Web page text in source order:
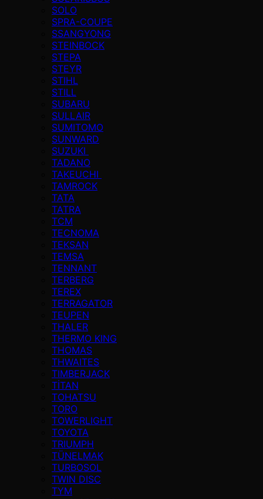
SOLO
SPRA-COUPE
SSANGYONG
STEINBOCK
STEPA
STEYR
STIHL
STILL
SUBARU
SULLAIR
SUMITOMO
SUNWARD
SUZUKI
TADANO
TAKEUCHI
TAMROCK
TATA
TATRA
TCM
TECNOMA
TEKSAN
TEMSA
TENNANT
TERBERG
TEREX
TERRAGATOR
TEUPEN
THALER
THERMO KING
THOMAS
THWAITES
TIMBERJACK
TİTAN
TOHATSU
TORO
TOWERLIGHT
TOYOTA
TRIUMPH
TÜNELMAK
TURBOSOL
TWIN DISC
TYM